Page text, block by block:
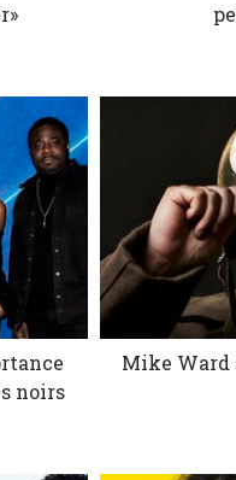
noirs
Mike Ward